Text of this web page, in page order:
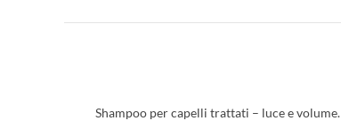
Shampoo per capelli trattati – luce e volume.